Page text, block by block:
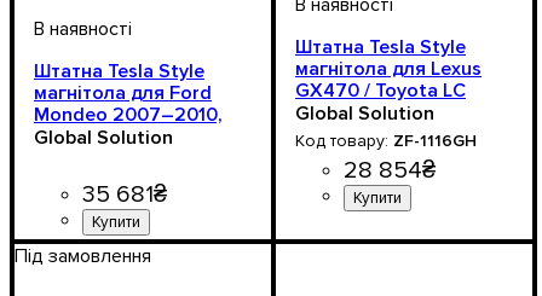
Штатна Tesla Style
магнітола для Ford
Mondeo 2007–2010,
Android 11
Global Solution
35 681₴
Штатна Tesla Style
магнітола для Lexus
GX470 / Toyota LC
Prado 120 2004–2009,
Android 11, 4G LTE
Global Solution
ZF-1116GH
28 854₴
Під замовлення